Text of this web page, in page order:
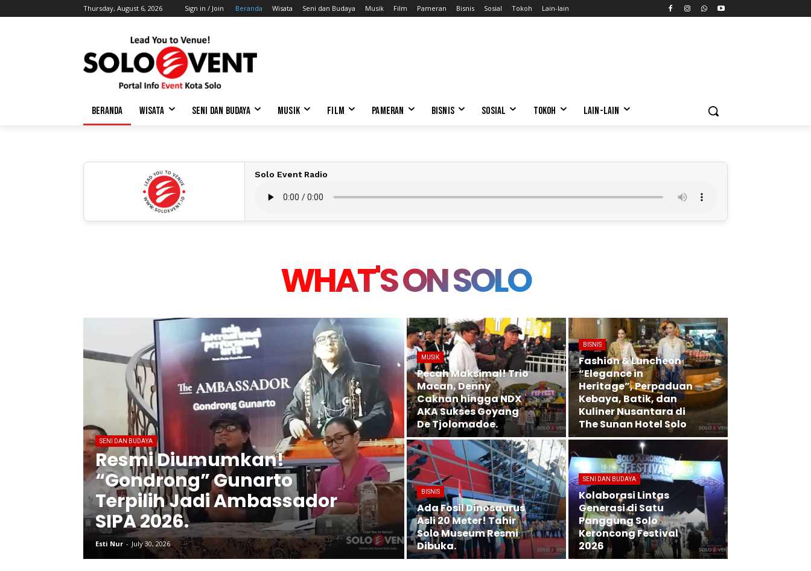
Thursday, August 6, 2026 Sign in / Join Beranda Wisata Seni dan Budaya Musik Film Pameran Bisnis Sosial Tokoh Lain-lain
BERANDA WISATA SENI DAN BUDAYA MUSIK FILM PAMERAN BISNIS SOSIAL TOKOH LAIN-LAIN
Solo Event Radio
WHAT'S ON SOLO
SENI DAN BUDAYA
Resmi Diumumkan!
“Gondrong” Gunarto
Terpilih Jadi Ambassador
SIPA 2026.
Esti Nur - July 30, 2026
MUSIK
Pecah Maksimal! Trio
Macan, Denny
Caknan hingga NDX
AKA Sukses Goyang
De Tjolomadoe.
BISNIS
Fashion & Luncheon
“Elegance in
Heritage”, Perpaduan
Kebaya, Batik, dan
Kuliner Nusantara di
The Sunan Hotel Solo
BISNIS
Ada Fosil Dinosaurus
Asli 20 Meter! Tahir
Solo Museum Resmi
Dibuka.
SENI DAN BUDAYA
Kolaborasi Lintas
Generasi di Satu
Panggung Solo
Keroncong Festival
2026